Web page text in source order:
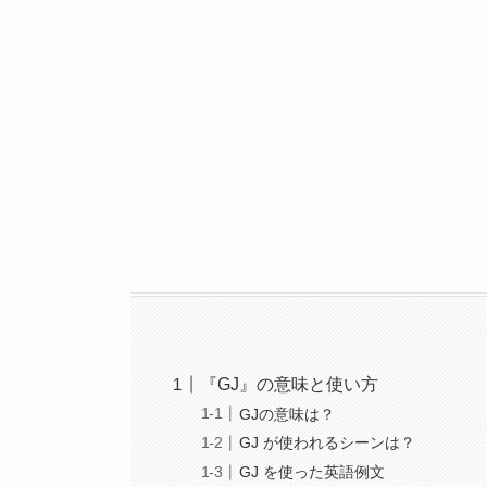
『GJ』の意味と使い方
GJの意味は？
GJ が使われるシーンは？
GJ を使った英語例文